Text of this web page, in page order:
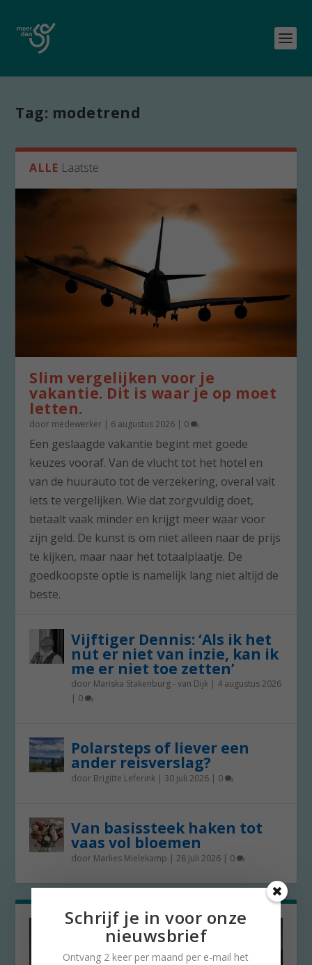
Tag: modetrend
ALLE Laatste
Slim vergelijken voor je
vakantie. Dit is waar je op moet
letten.
door medewerker | 6 augustus 2026 | 0
Een geslaagde vakantie begint met goede
keuzes vooraf. Van de vlucht tot het hotel en
van de huurauto tot de verzekering, overal valt
iets te vergelijken. Wie dat zorgvuldig doet,
betaalt vaak minder en krijgt meer waar voor
zijn geld. De kunst is om niet alleen naar de prijs
te kijken, maar naar het totaalplaatje. De
goedkoopste optie is namelijk lang niet altijd de
beste.
Vijftiger Dennis: ‘Als ik het
nut er niet van inzie, kan ik
me er niet toe zetten’
door Mariska Stakenburg - van Dijk | 4 augustus 2026
| 0
Polarsteps of liever een
ander reisverslag?
door Brigitte Leferink | 30 juli 2026 | 0
Van basissteek haken tot
vaas vol bloemen
door Marlies Mielekamp |28 juli 2026 | 0
Schrijf je in voor onze
nieuwsbrief
Ontvang 2 keer per maand per e-mail het